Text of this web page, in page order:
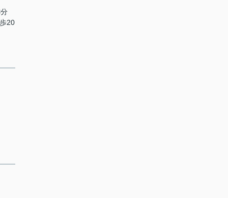
20